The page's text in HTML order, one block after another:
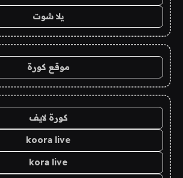
يلا شوت
موقع كورة
كورة لايف
koora live
kora live